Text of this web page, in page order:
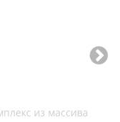
из массива